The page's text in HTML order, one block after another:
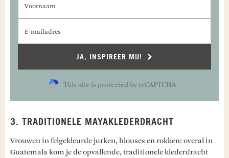
JA, INSPIREER MIJ!
This site is protected by reCAPTCHA
3. TRADITIONELE MAYAKLEDERDRACHT
Vrouwen in felgekleurde jurken, blouses en rokken: overal in
Guatemala kom je de opvallende, traditionele klederdracht